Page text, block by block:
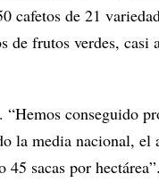
cafetos de 21
de frutos verdes, casi
conseguido
la media nacional, el
sacas por